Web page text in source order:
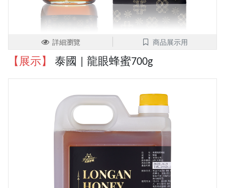
詳細瀏覽 商品展示用
【展示】 泰國 | 龍眼蜂蜜700g